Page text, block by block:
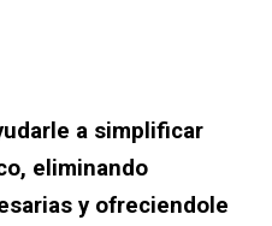
a simplificar
eliminando
y ofreciendole